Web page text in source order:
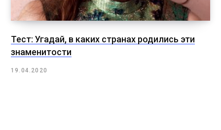
Тест: Угадай, в каких странах родились эти
знаменитости
19.04.2020